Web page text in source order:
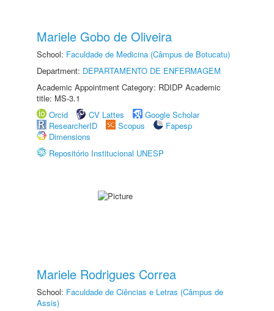
Mariele Gobo de Oliveira
School: Faculdade de Medicina (Câmpus de Botucatu)
Department: DEPARTAMENTO DE ENFERMAGEM
Academic Appointment Category: RDIDP Academic
title: MS-3.1
Orcid
CV Lattes
Google Scholar
ResearcherID
Scopus
Fapesp
Dimensions
Repositório Institucional UNESP
Mariele Rodrigues Correa
School: Faculdade de Ciências e Letras (Câmpus de
Assis)